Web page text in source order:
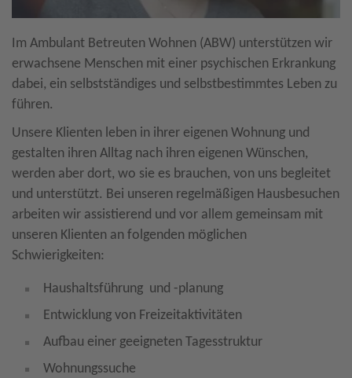
Im Ambulant Betreuten Wohnen (ABW) unterstützen wir
erwachsene Menschen mit einer psychischen Erkrankung
dabei, ein selbstständiges und selbstbestimmtes Leben zu
führen.
Unsere Klienten leben in ihrer eigenen Wohnung und
gestalten ihren Alltag nach ihren eigenen Wünschen,
werden aber dort, wo sie es brauchen, von uns begleitet
und unterstützt. Bei unseren regelmäßigen Hausbesuchen
arbeiten wir assistierend und vor allem gemeinsam mit
unseren Klienten an folgenden möglichen
Schwierigkeiten:
Haushaltsführung und -planung
Entwicklung von Freizeitaktivitäten
Aufbau einer geeigneten Tagesstruktur
Wohnungssuche